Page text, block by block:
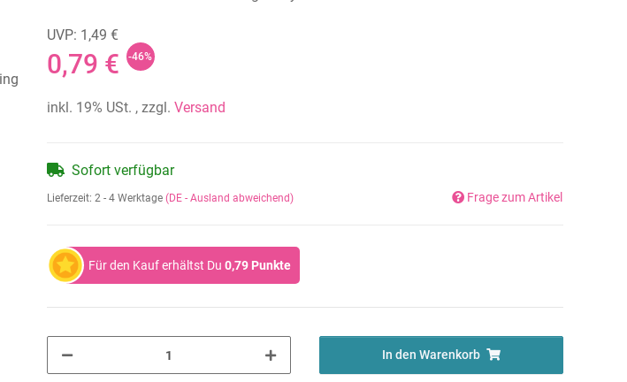
UVP: 1,49 €
0,79 € -46%
inkl. 19% USt. , zzgl. Versand
Sofort verfügbar
Lieferzeit: 2 - 4 Werktage (DE - Ausland abweichend) Frage zum Artikel
Für den Kauf erhältst Du 0,79 Punkte
In den Warenkorb